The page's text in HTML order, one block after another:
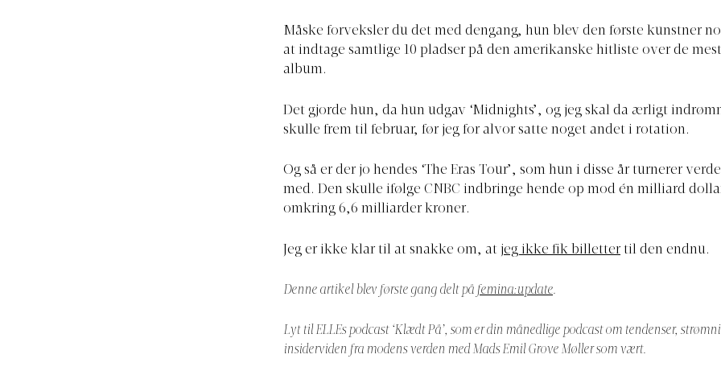
Måske forveksler du det med dengang, hun blev den første kunstner
at indtage samtlige 10 pladser på den amerikanske hitliste over de
album.
Det gjorde hun, da hun udgav ‘Midnights’, og jeg skal da ærligt
skulle frem til februar, før jeg for alvor satte noget andet i rotation.
Og så er der jo hendes ‘The Eras Tour’, som hun i disse år turnerer
med. Den skulle ifølge CNBC indbringe hende op mod én milliard
omkring 6,6 milliarder kroner.
Jeg er ikke klar til at snakke om, at jeg ikke fik billetter til den endnu.
Denne artikel blev første gang delt på femina:update.
Lyt til ELLEs podcast ‘Klædt På’, som er din månedlige podcast om tendenser,
insiderviden fra modens verden med Mads Emil Grove Møller som vært.